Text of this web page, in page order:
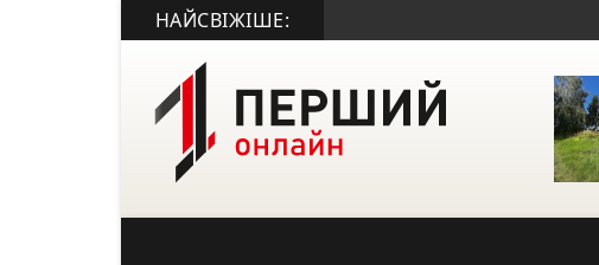
НАЙСВІЖІШЕ: